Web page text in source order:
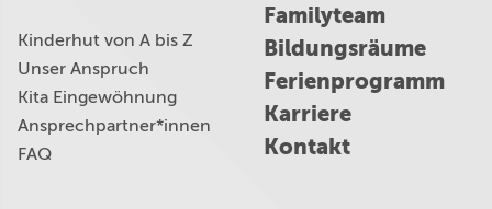
Kinderhut von A bis Z
Unser Anspruch
Kita Eingewöhnung
Ansprechpartner*innen
FAQ
Familyteam
Bildungsräume
Ferienprogramm
Karriere
Kontakt